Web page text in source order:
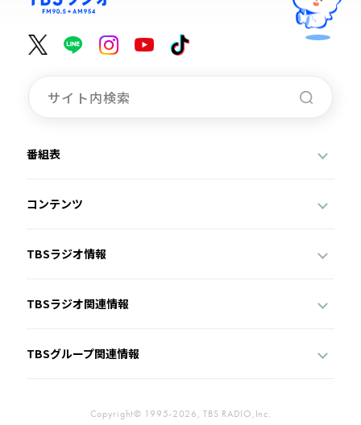
番組表
コンテンツ
TBSラジオ情報
TBSラジオ関連情報
TBSグループ関連情報
Copyright© 1995-2026, TBS RADIO,Inc.